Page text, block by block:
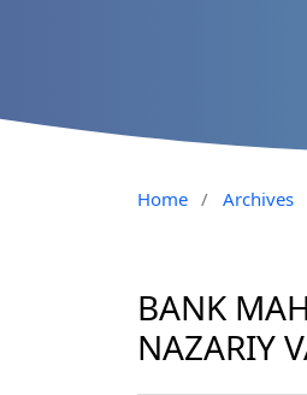
Home / Archives
BANK
NAZARIY